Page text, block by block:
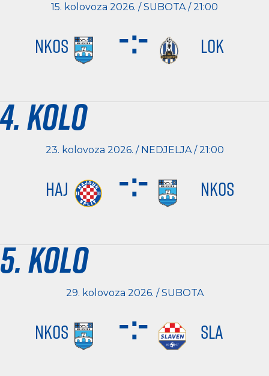
15. kolovoza 2026. / SUBOTA / 21:00
NKOS -:- LOK
4. kolo
23. kolovoza 2026. / NEDJELJA / 21:00
HAJ -:- NKOS
5. kolo
29. kolovoza 2026. / SUBOTA
NKOS -:- SLA